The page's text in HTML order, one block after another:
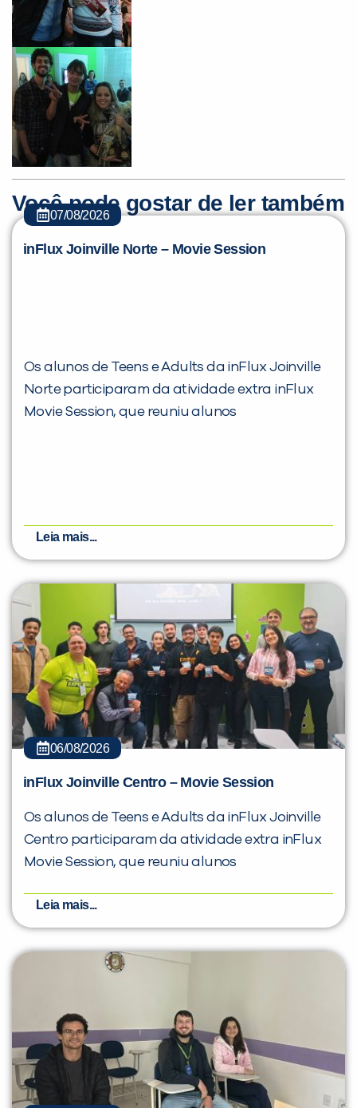
Você pode gostar de ler também
07/08/2026
inFlux Joinville Norte – Movie Session
Os alunos de Teens e Adults da inFlux Joinville
Norte participaram da atividade extra inFlux
Movie Session, que reuniu alunos
Leia mais...
06/08/2026
inFlux Joinville Centro – Movie Session
Os alunos de Teens e Adults da inFlux Joinville
Centro participaram da atividade extra inFlux
Movie Session, que reuniu alunos
Leia mais...